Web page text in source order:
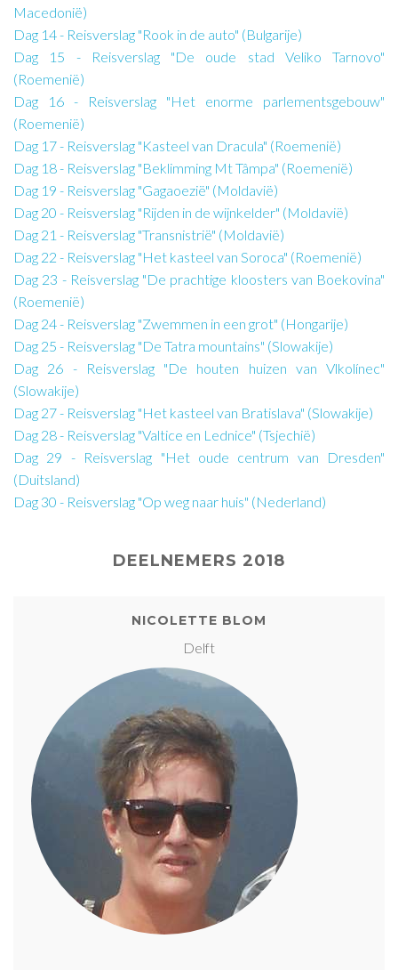
Macedonië)
Dag 14 - Reisverslag "Rook in de auto" (Bulgarije)
Dag 15 - Reisverslag "De oude stad Veliko Tarnovo"
(Roemenië)
Dag 16 - Reisverslag "Het enorme parlementsgebouw"
(Roemenië)
Dag 17 - Reisverslag "Kasteel van Dracula" (Roemenië)
Dag 18 - Reisverslag "Beklimming Mt Tâmpa" (Roemenië)
Dag 19 - Reisverslag "Gagaoezië" (Moldavië)
Dag 20 - Reisverslag "Rijden in de wijnkelder" (Moldavië)
Dag 21 - Reisverslag "Transnistrië" (Moldavië)
Dag 22 - Reisverslag "Het kasteel van Soroca" (Roemenië)
Dag 23 - Reisverslag "De prachtige kloosters van Boekovina"
(Roemenië)
Dag 24 - Reisverslag "Zwemmen in een grot" (Hongarije)
Dag 25 - Reisverslag "De Tatra mountains" (Slowakije)
Dag 26 - Reisverslag "De houten huizen van Vlkolínec"
(Slowakije)
Dag 27 - Reisverslag "Het kasteel van Bratislava" (Slowakije)
Dag 28 - Reisverslag "Valtice en Lednice" (Tsjechië)
Dag 29 - Reisverslag "Het oude centrum van Dresden"
(Duitsland)
Dag 30 - Reisverslag "Op weg naar huis" (Nederland)
DEELNEMERS 2018
NICOLETTE BLOM
Delft